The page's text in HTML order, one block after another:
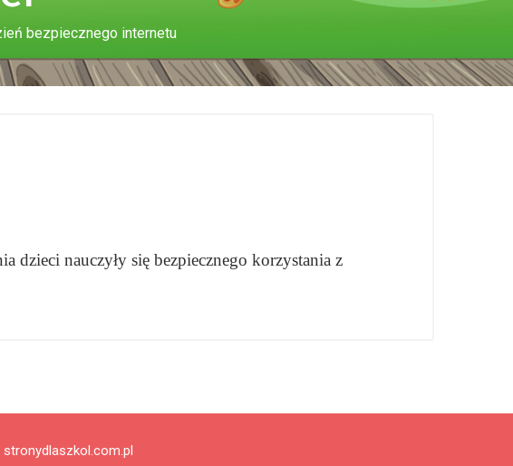
bezpiecznego internetu
nauczyły się bezpiecznego korzystania z
stronydlaszkol.com.pl